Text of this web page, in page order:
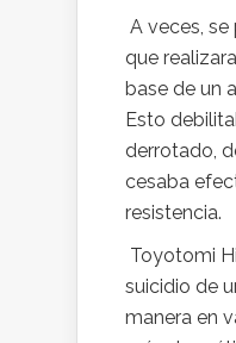
A veces,
que
base de un
Esto
derrotado,
cesaba
resistencia.
Toyotomi
suicidio de
manera en